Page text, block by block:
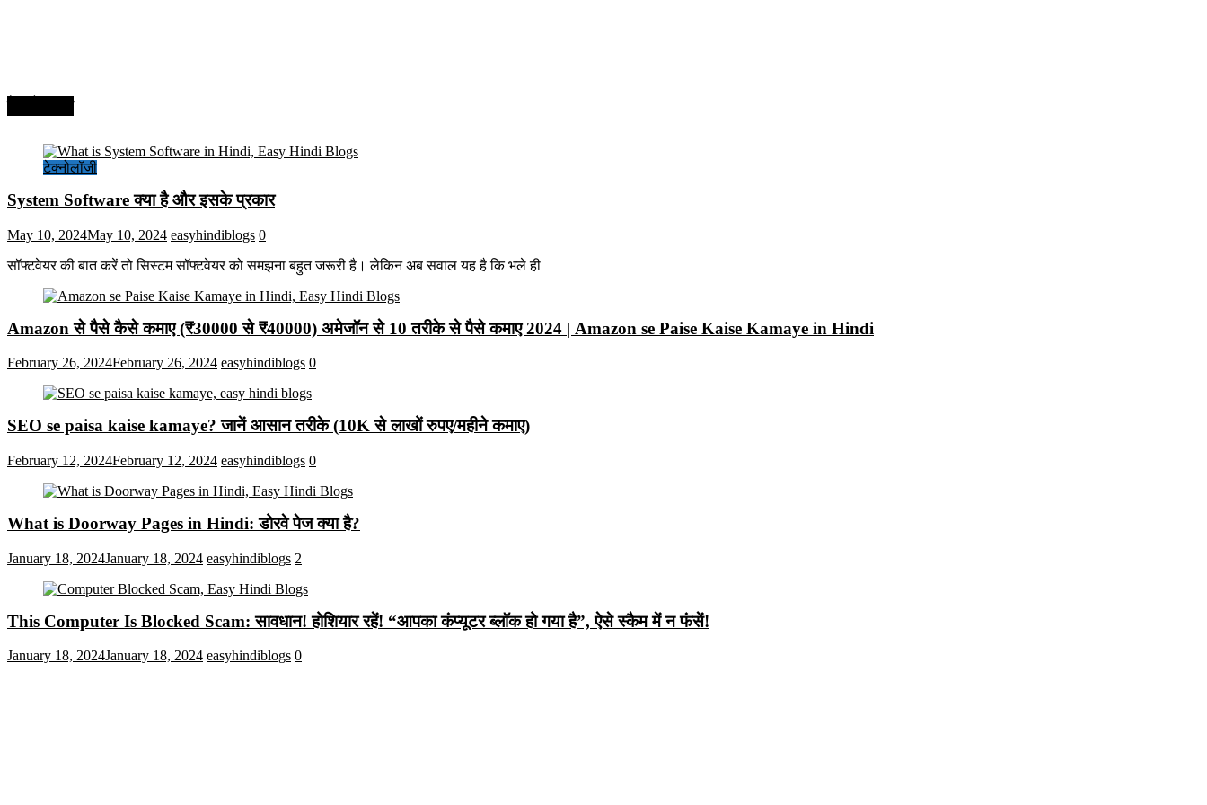
टेक्नोलॉजी
System Software क्या है और इसके प्रकार
May 10, 2024May 10, 2024 easyhindiblogs 0
सॉफ्टवेयर की बात करें तो सिस्टम सॉफ्टवेयर को समझना बहुत जरूरी है। लेकिन अब सवाल यह है कि भले ही
Amazon से पैसे कैसे कमाए (₹30000 से ₹40000) अमेजॉन से 10 तरीके से पैसे कमाए 2024 | Amazon se Paise Kaise Kamaye in Hindi
February 26, 2024February 26, 2024 easyhindiblogs 0
SEO se paisa kaise kamaye? जानें आसान तरीके (10K से लाखों रुपए/महीने कमाए)
February 12, 2024February 12, 2024 easyhindiblogs 0
What is Doorway Pages in Hindi: डोरवे पेज क्या है?
January 18, 2024January 18, 2024 easyhindiblogs 2
This Computer Is Blocked Scam: सावधान! होशियार रहें! “आपका कंप्यूटर ब्लॉक हो गया है”, ऐसे स्कैम में न फंसें!
January 18, 2024January 18, 2024 easyhindiblogs 0